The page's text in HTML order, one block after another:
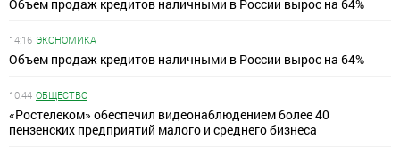
Объем продаж кредитов наличными в России вырос на 64%
14:16 ЭКОНОМИКА
Объем продаж кредитов наличными в России вырос на 64%
10:44 ОБЩЕСТВО
«Ростелеком» обеспечил видеонаблюдением более 40
пензенских предприятий малого и среднего бизнеса